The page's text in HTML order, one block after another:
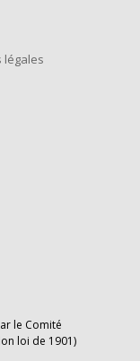
légales
le Comité
loi de 1901)